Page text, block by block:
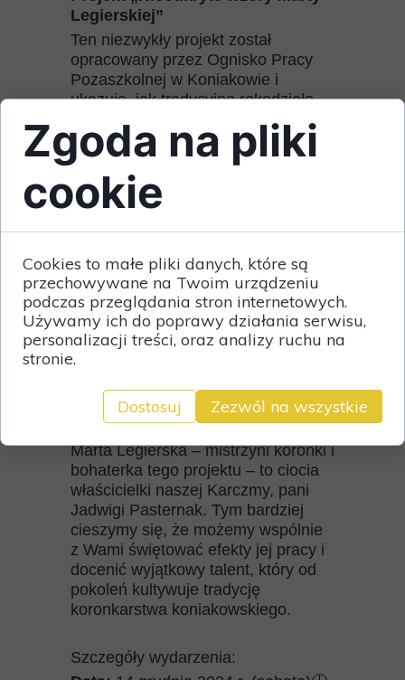
Legierskiej”
Ten niezwykły projekt został
opracowany przez Ognisko Pracy
Pozaszkolnej w Koniakowie i
ukazuje, jak tradycyjne rękodzieło
może zyskać nowoczesny wymiar.
Każdy z 12 motywów koronki
odzwierciedla wyjątkowy charakter
poszczególnych miesięcy i pór roku,
stanowiąc hołd dla przyrody oraz
serweta, będąca zwieńczeniem
projektu, to dowód na to, że koronka
może być prawdziwą sztuką,
łączącą przeszłość z
teraźniejszością.
Osobiste powiązania
To wydarzenie jest dla nas
Marta Legierska – mistrzyni koronki i
bohaterka tego projektu – to ciocia
właścicielki naszej Karczmy, pani
Jadwigi Pasternak. Tym bardziej
cieszymy się, że możemy wspólnie
z Wami świętować efekty jej pracy i
docenić wyjątkowy talent, który od
pokoleń kultywuje tradycję
koronkarstwa koniakowskiego.
Szczegóły wydarzenia:
Zgoda na pliki
cookie
Cookies to małe pliki danych, które są
przechowywane na Twoim urządzeniu
podczas przeglądania stron internetowych.
Używamy ich do poprawy działania serwisu,
personalizacji treści, oraz analizy ruchu na
stronie.
Dostosuj Zezwól na wszystkie